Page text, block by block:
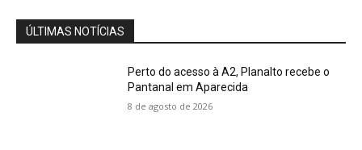
ÚLTIMAS NOTÍCIAS
Perto do acesso à A2, Planalto recebe o
Pantanal em Aparecida
8 de agosto de 2026